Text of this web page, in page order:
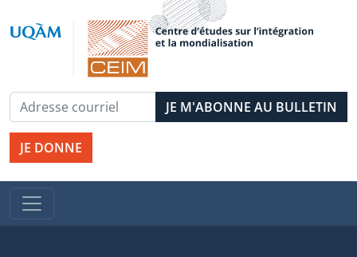
JE DONNE